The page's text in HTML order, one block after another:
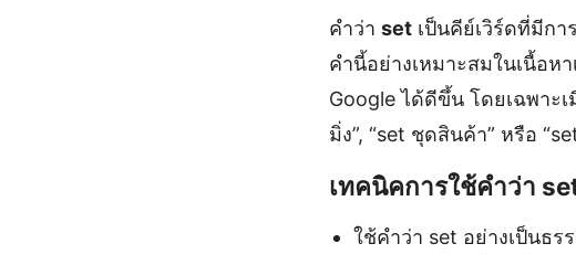
คำว่า set เป็นคีย์เวิร์ดที่มีก
คำนี้อย่างเหมาะสมในเนื้อ
Google ได้ดีขึ้น โดยเฉพาะ
มิ่ง”, “set ชุดสินค้า” หรือ
เทคนิคการใช้คำว่า
ใช้คำว่า set อย่างเป็นธร